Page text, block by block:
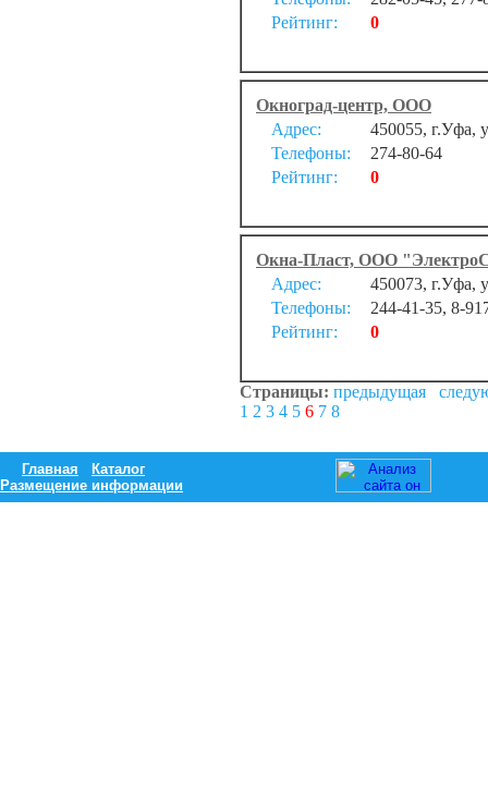
Рейтинг:
0
Окноград-центр, ООО
Адрес:
450055, г.Уфа,
Телефоны:
274-80-64
Рейтинг:
0
Окна-Пласт, ООО
Адрес:
450073, г.Уфа,
Телефоны:
244-41-35, 8-
Рейтинг:
0
Страницы: предыдущая
1 2 3 4 5 6 7 8
Главная
Каталог
Размещение информации